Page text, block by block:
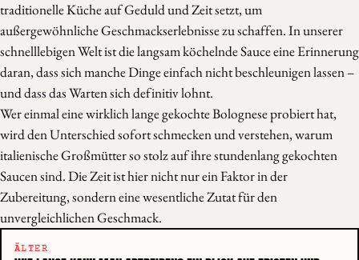
traditionelle Küche auf Geduld und Zeit setzt, um
außergewöhnliche Geschmackserlebnisse zu schaffen. In unserer
schnelllebigen Welt ist die langsam köchelnde Sauce eine Erinnerung
daran, dass sich manche Dinge einfach nicht beschleunigen lassen –
und dass das Warten sich definitiv lohnt.
Wer einmal eine wirklich lange gekochte Bolognese probiert hat,
wird den Unterschied sofort schmecken und verstehen, warum
italienische Großmütter so stolz auf ihre stundenlang gekochten
Saucen sind. Die Zeit ist hier nicht nur ein Faktor in der
Zubereitung, sondern eine wesentliche Zutat für den
unvergleichlichen Geschmack.
ÄLTER